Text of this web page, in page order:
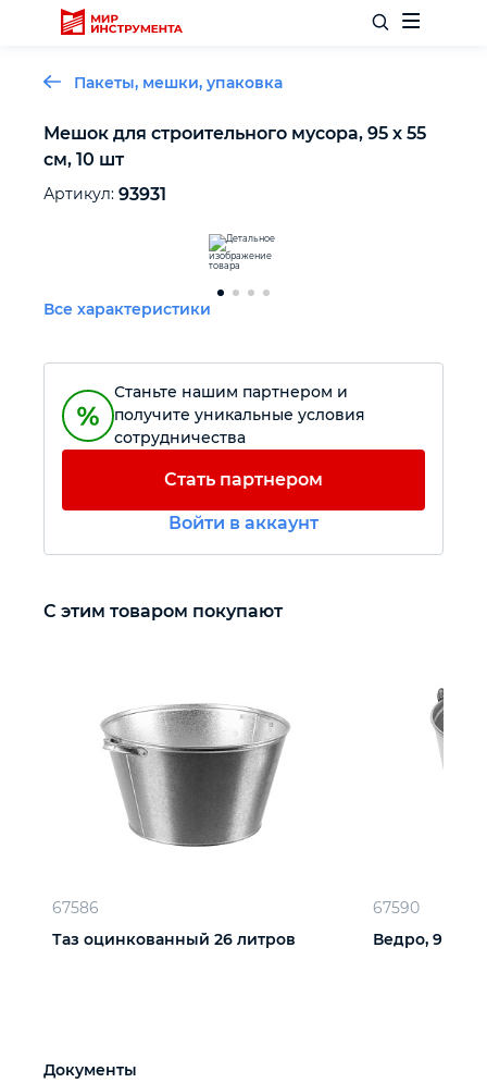
Отделочный инструмент
Столярный инструмент
Измерительный инструмент
Силовое оборудование
Автомобильный инструмент
Крепежный инструмент
Прочий инструмент
Пакеты, мешки, упаковка
Мешок для строительного мусора, 95 х 55
см, 10 шт
Артикул: 93931
Все характеристики
Станьте нашим партнером и
получите уникальные условия
сотрудничества
Стать партнером
Войти в аккаунт
С этим товаром покупают
67586
Таз оцинкованный 26 литров
67590
Ведро, 9 л,
Документы